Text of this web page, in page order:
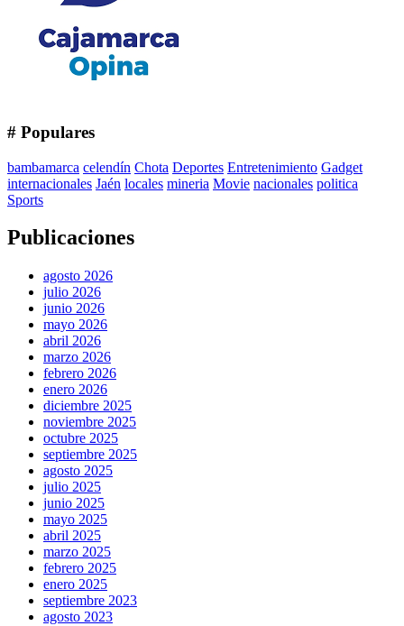
# Populares
bambamarca celendín Chota Deportes Entretenimiento Gadget
internacionales Jaén locales mineria Movie nacionales politica
Sports
Publicaciones
agosto 2026
julio 2026
junio 2026
mayo 2026
abril 2026
marzo 2026
febrero 2026
enero 2026
diciembre 2025
noviembre 2025
octubre 2025
septiembre 2025
agosto 2025
julio 2025
junio 2025
mayo 2025
abril 2025
marzo 2025
febrero 2025
enero 2025
septiembre 2023
agosto 2023